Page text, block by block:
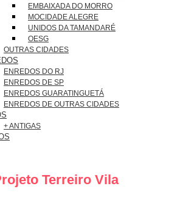
EMBAIXADA DO MORRO
MOCIDADE ALEGRE
UNIDOS DA TAMANDARÉ
OESG
OUTRAS CIDADES
ENREDOS DO RJ
ENREDOS DE SP
ENREDOS GUARATINGUETÁ
ENREDOS DE OUTRAS CIDADES
+ ANTIGAS
Terreiro Vila